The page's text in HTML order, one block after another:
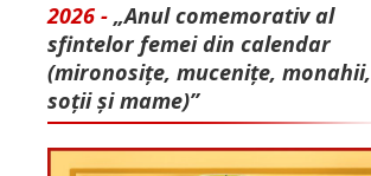
2026 - „Anul comemorativ al
sfintelor femei din calendar
(mironosițe, mu­cenițe, monahii,
soții și mame)”